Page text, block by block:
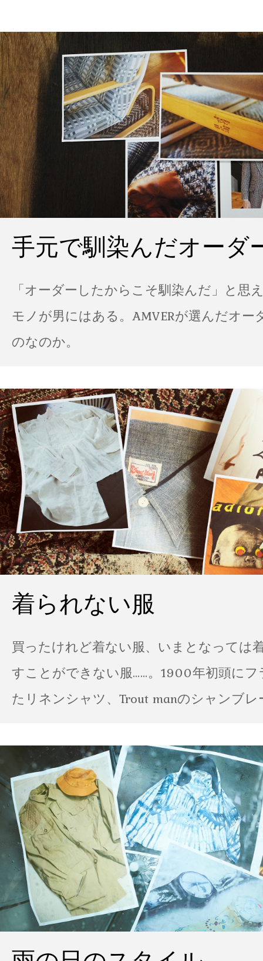
手元で馴染んだオーダ
「オーダーしたからこそ馴染んだ」と思
モノが男にはある。AMVERが選んだオー
のなのか。
着られない服
買ったけれど着ない服、いまとなっては
すことができない服……。1900年初頭に
たリネンシャツ、Trout manのシャンブ